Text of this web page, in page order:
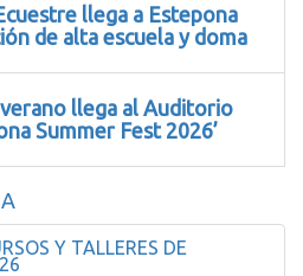
llega a Estepona
de alta escuela y doma
llega al Auditorio
Summer Fest 2026’
Y TALLERES DE